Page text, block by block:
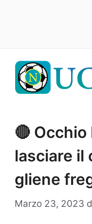
contenuto
🔴 Occhio
lasciare il
gliene
Marzo 23, 2023